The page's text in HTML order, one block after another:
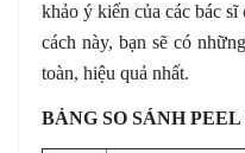
khảo ý kiến của các bác
cách này, bạn sẽ có
toàn, hiệu quả nhất.
BẢNG SO SÁNH